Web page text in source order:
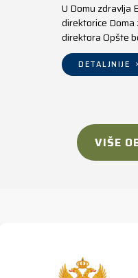
U Domu zdravlja
direktorice Doma
direktora Opšte
direktora Doma
DETALJNIJE
VIŠE